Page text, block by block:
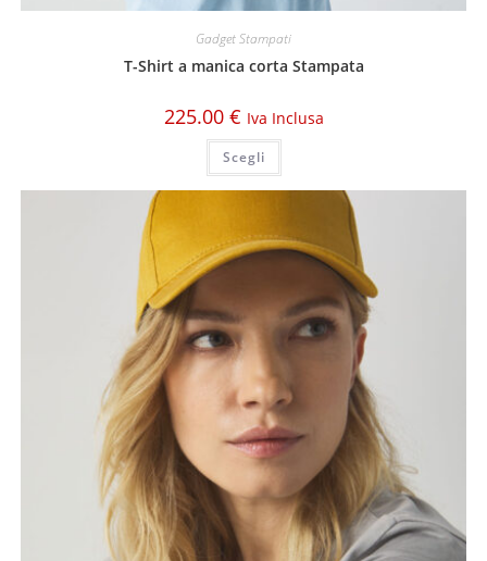
Gadget Stampati
T-Shirt a manica corta Stampata
225.00 € Iva Inclusa
Scegli